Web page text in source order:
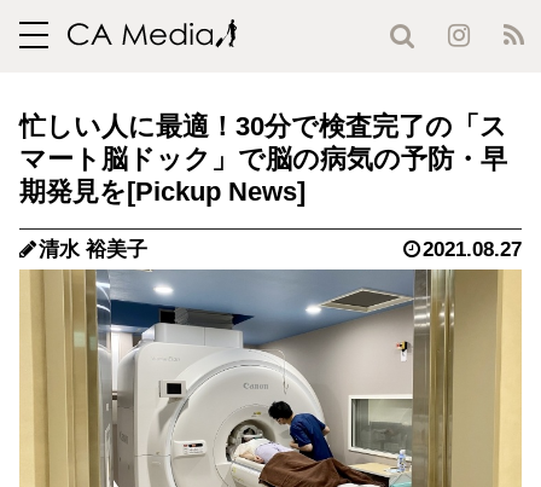
toggle
忙しい人に最適！30分で検査完了の「ス
マート脳ドック」で脳の病気の予防・早
期発見を
清水 裕美子 2021.08.27